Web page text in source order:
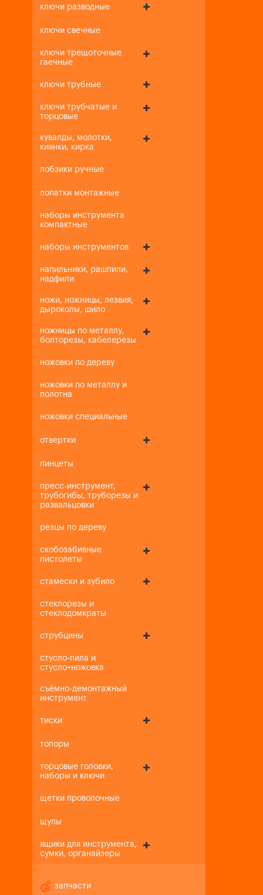
ключи разводные
ключи свечные
ключи трещоточные
гаечные
ключи трубные
ключи трубчатые и
торцовые
кувалды, молотки,
киянки, кирка
лобзики ручные
лопатки монтажные
наборы инструмента
компактные
наборы инструментов
напильники, рашпили,
надфили
ножи, ножницы, лезвия,
дыроколы, шило
ножницы по металлу,
болторезы, кабелерезы
ножовки по дереву
ножовки по металлу и
полотна
ножовки специальные
отвертки
пинцеты
пресс-инструмент,
трубогибы, труборезы и
развальцовки
резцы по дереву
скобозабивные
пистолеты
стамески и зубило
стеклорезы и
стеклодомкраты
струбцины
стусло-пила и
стусло+ножовка
съёмно-демонтажный
инструмент
тиски
топоры
торцовые головки,
наборы и ключи
щетки проволочные
щупы
ящики для инструмента,
сумки, органайзеры
+-
запчасти